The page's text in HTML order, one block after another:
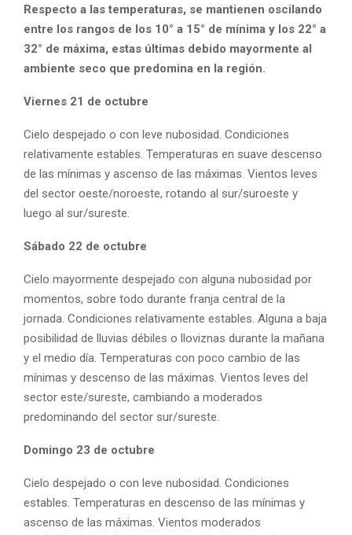
Respecto a las temperaturas, se mantienen oscilando
entre los rangos de los 10° a 15° de mínima y los 22° a
32° de máxima, estas últimas debido mayormente al
ambiente seco que predomina en la región.
Viernes 21 de octubre
Cielo despejado o con leve nubosidad. Condiciones
relativamente estables. Temperaturas en suave descenso
de las mínimas y ascenso de las máximas. Vientos leves
del sector oeste/noroeste, rotando al sur/suroeste y
luego al sur/sureste.
Sábado 22 de octubre
Cielo mayormente despejado con alguna nubosidad por
momentos, sobre todo durante franja central de la
jornada. Condiciones relativamente estables. Alguna a baja
posibilidad de lluvias débiles o lloviznas durante la mañana
y el medio día. Temperaturas con poco cambio de las
mínimas y descenso de las máximas. Vientos leves del
sector este/sureste, cambiando a moderados
predominando del sector sur/sureste.
Domingo 23 de octubre
Cielo despejado o con leve nubosidad. Condiciones
estables. Temperaturas en descenso de las mínimas y
ascenso de las máximas. Vientos moderados